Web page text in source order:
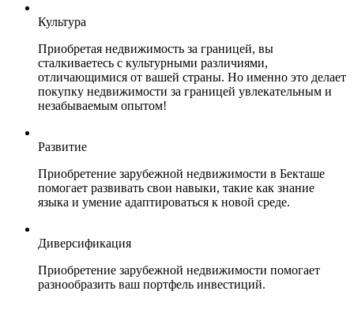
Культура
Приобретая недвижимость за границей, вы
сталкиваетесь с культурными различиями,
отличающимися от вашей страны. Но именно это делает
покупку недвижимости за границей увлекательным и
незабываемым опытом!
Развитие
Приобретение зарубежной недвижимости в Бекташе
помогает развивать свои навыки, такие как знание
языка и умение адаптироваться к новой среде.
Диверсификация
Приобретение зарубежной недвижимости помогает
разнообразить ваш портфель инвестиций.